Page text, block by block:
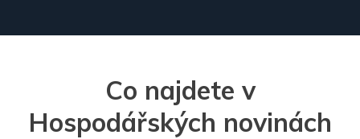
Co najdete v
Hospodářských novinách